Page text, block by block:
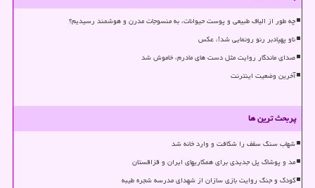
چه طور از الیاف طبیعی و پوست حیوانات، به منسوجات مدرن و هوشمند رسیدیم؟
ناو پهپادبر رنو رونمایی شد!، عکس
صدای ماندگار روایت مثل دست های مادرم، خاموش شد
آخرین وضعیت اینترنت
پربحث ترین ها
شهاب سنگ سقف را شکافت و وارد خانه شد
مد و پوشاک پل جدیدی برای همکاریهای ایران و قزاقستان
کودک و جنگ روایت بازی سازان از شهدای مدرسه شجره طیبه